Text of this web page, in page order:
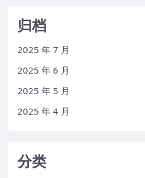
归档
2025 年 7 月
2025 年 6 月
2025 年 5 月
2025 年 4 月
分类